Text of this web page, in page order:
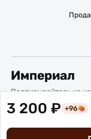
3 200 ₽ +96
Империал
Подписывайтесь на
Вакансии
Политика обработки